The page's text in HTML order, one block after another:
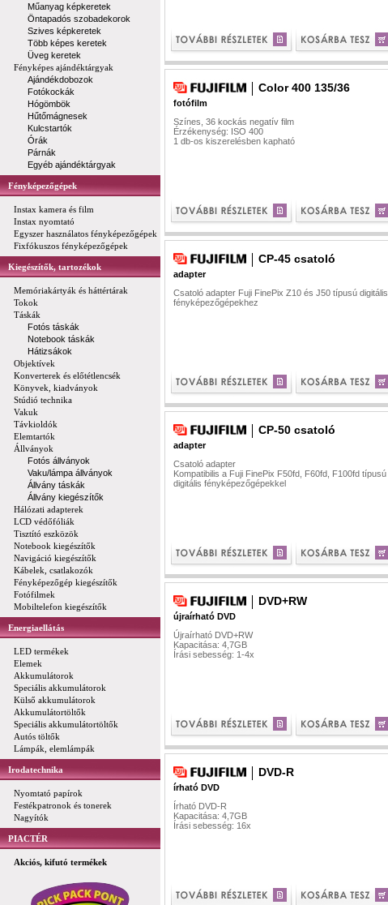
Műanyag képkeretek
Öntapadós szobadekorok
Szives képkeretek
Több képes keretek
Üveg keretek
Fényképes ajándéktárgyak
Ajándékdobozok
Fotókockák
Hógömbök
Hűtőmágnesek
Kulcstartók
Órák
Párnák
Egyéb ajándéktárgyak
Fényképezőgépek
Instax kamera és film
Instax nyomtató
Egyszer használatos fényképezőgépek
Fixfókuszos fényképezőgépek
Kiegészítők, tartozékok
Memóriakártyák és háttértárak
Tokok
Táskák
Fotós táskák
Notebook táskák
Hátizsákok
Objektívek
Konverterek és előtétlencsék
Könyvek, kiadványok
Stúdió technika
Vakuk
Távkioldók
Elemtartók
Állványok
Fotós állványok
Vaku/lámpa állványok
Állvány táskák
Állvány kiegészítők
Hálózati adapterek
LCD védőfóliák
Tisztító eszközök
Notebook kiegészítők
Navigáció kiegészítők
Kábelek, csatlakozók
Fényképezőgép kiegészítők
Fotófilmek
Mobiltelefon kiegészítők
Energiaellátás
LED termékek
Elemek
Akkumulátorok
Speciális akkumulátorok
Külső akkumulátorok
Akkumulátortöltők
Speciális akkumulátortöltők
Autós töltők
Lámpák, elemlámpák
Irodatechnika
Nyomtató papírok
Festékpatronok és tonerek
Nagyítók
PIACTÉR
Akciós, kifutó termékek
Color 400 135/36
fotófilm
Színes, 36 kockás negatív film
Érzékenység: ISO 400
1 db-os kiszerelésben kapható
CP-45 csatoló
adapter
Csatoló adapter Fuji FinePix Z10 és J50 típusú digitális
fényképezőgépekhez
CP-50 csatoló
adapter
Csatoló adapter
Kompatibilis a Fuji FinePix F50fd, F60fd, F100fd típusú
digitális fényképezőgépekkel
DVD+RW
újraírható DVD
Újraírható DVD+RW
Kapacitása: 4,7GB
Írási sebesség: 1-4x
DVD-R
írható DVD
Írható DVD-R
Kapacitása: 4,7GB
Írási sebesség: 16x